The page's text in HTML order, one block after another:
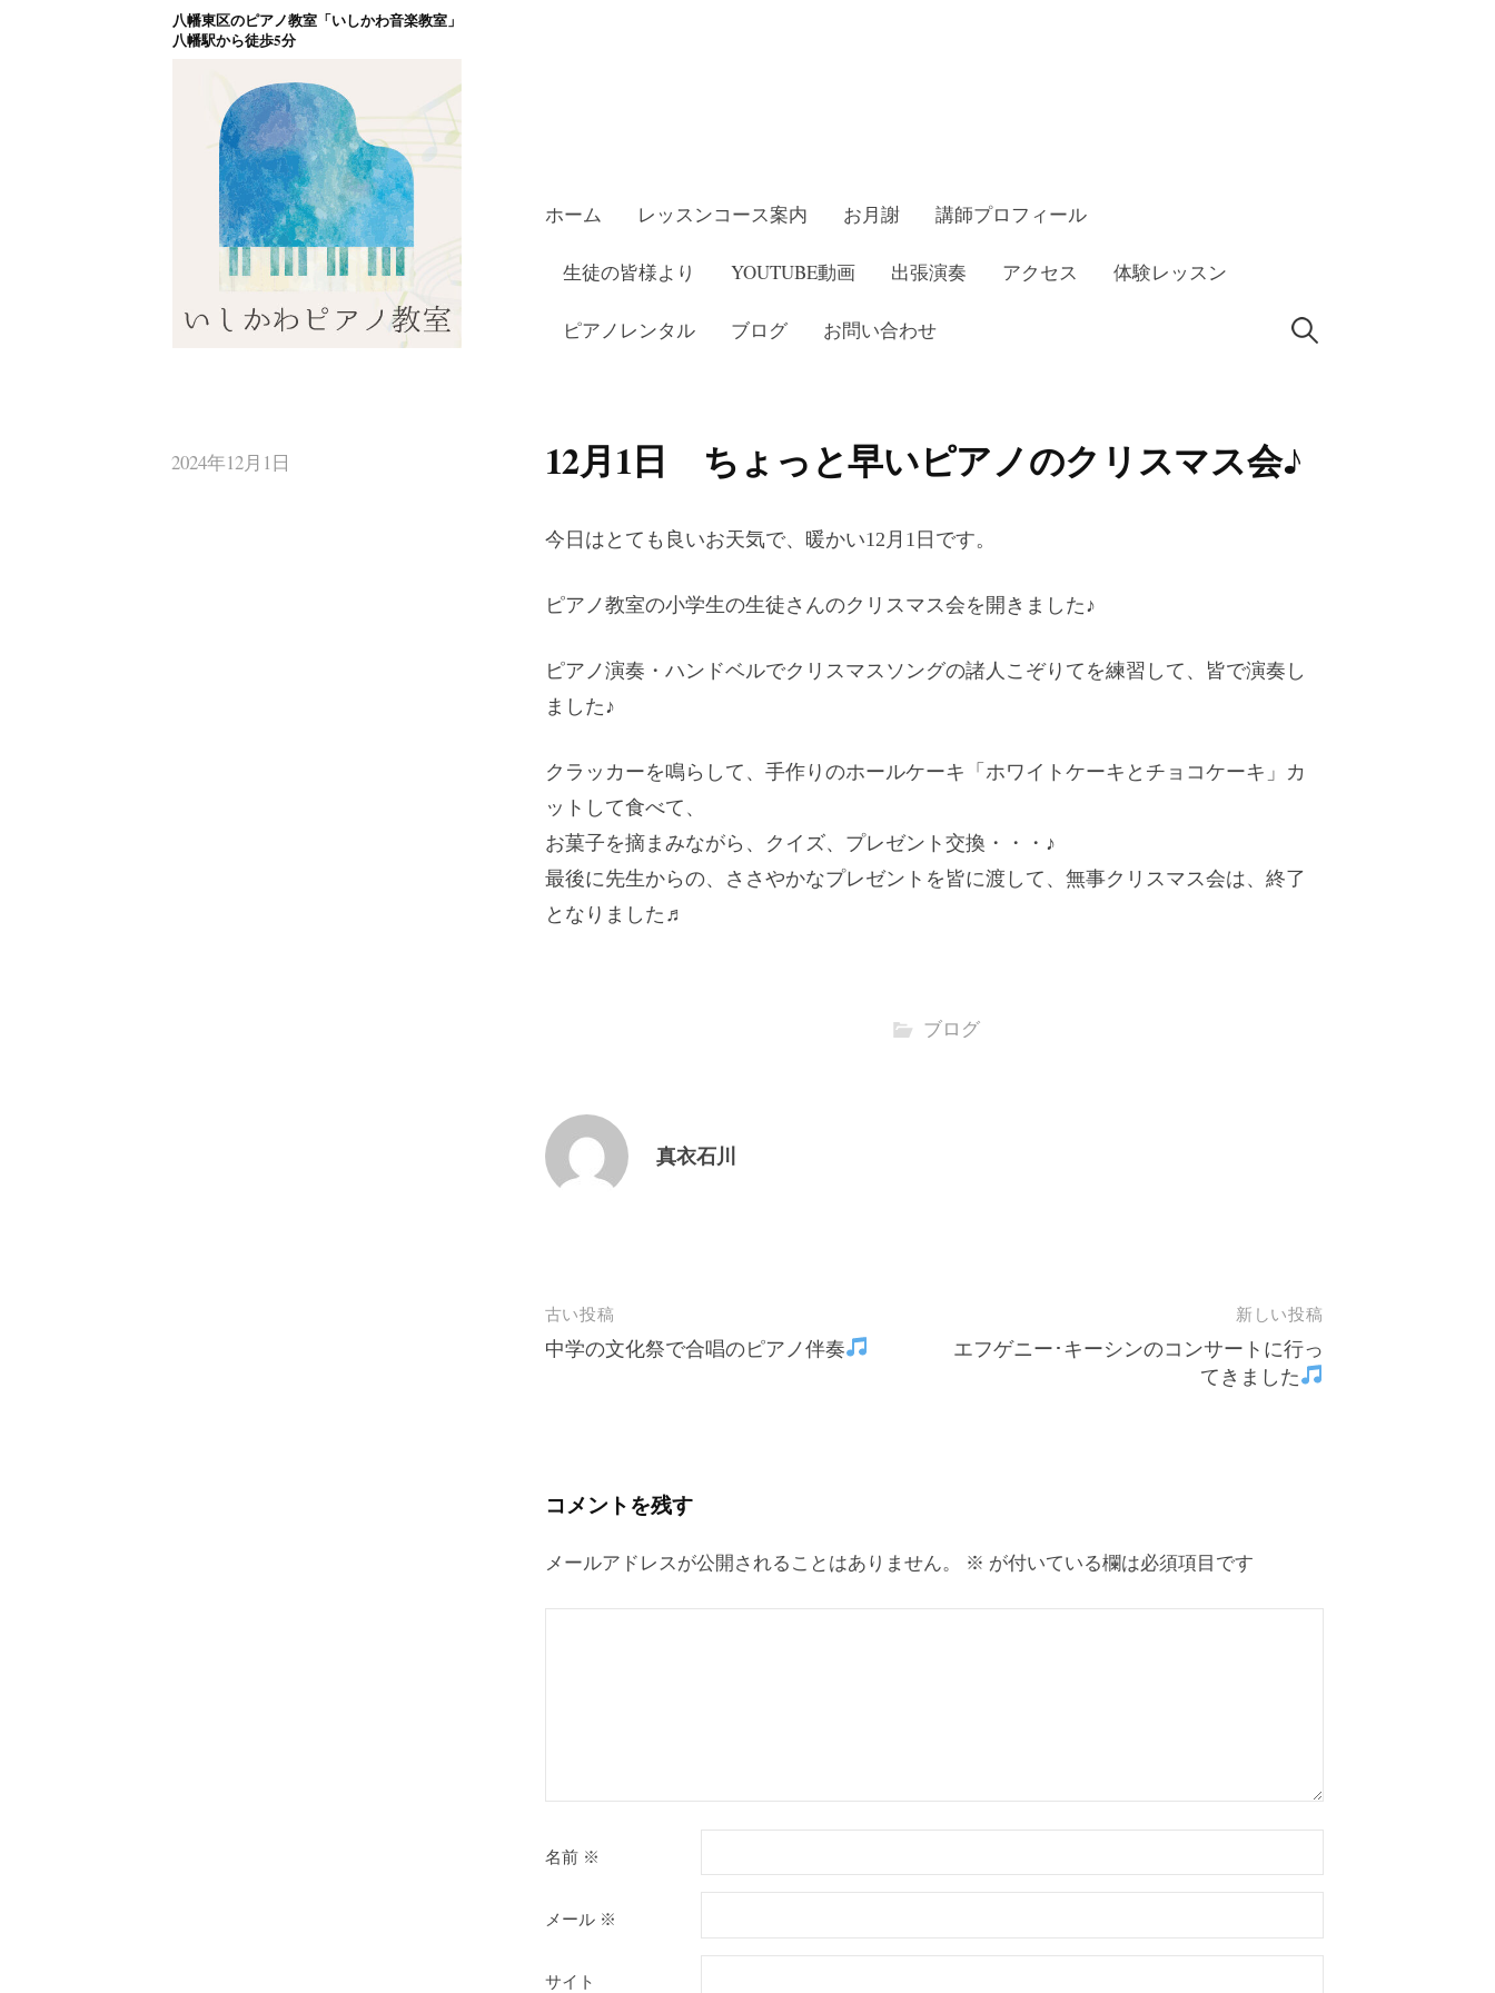
コ
ッ
八幡東区のピアノ教室「いしかわ音楽教室」
八幡駅から徒歩5分
ホーム レッスンコース案内 お月謝 講師プロフィール
生徒の皆様より YOUTUBE動画 出張演奏 アクセス 体験レッスン
ピアノレンタル ブログ お問い合わせ 検
2024年12月1日 12月1日 ちょっと早いピアノのクリスマス会♪
今日はとても良いお天気で、暖かい12月1日です。
ピアノ教室の小学生の生徒さんのクリスマス会を開きました♪
ピアノ演奏・ハンドベルでクリスマスソングの諸人こぞりてを練習して、皆で演奏し
ました♪
クラッカーを鳴らして、手作りのホールケーキ「ホワイトケーキとチョコケーキ」カ
ットして食べて、
お菓子を摘まみながら、クイズ、プレゼント交換・・・♪
最後に先生からの、ささやかなプレゼントを皆に渡して、無事クリスマス会は、終了
となりました♬
ブログ
真衣石川
投
稿
ー
シ
ョ
古い投稿
中学の文化祭で合唱のピアノ伴奏
新しい投稿
エフゲニー･キーシンのコンサートに行っ
てきました
コメントを残す
メールアドレスが公開されることはありません。 ※ が付いている欄は必須項目です
名前 ※
メール ※
サイト